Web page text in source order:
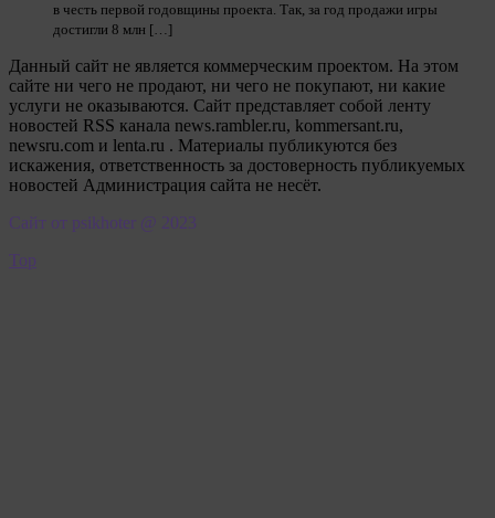
в честь первой годовщины проекта. Так, за год продажи игры
достигли 8 млн […]
Данный сайт не является коммерческим проектом. На этом
сайте ни чего не продают, ни чего не покупают, ни какие
услуги не оказываются. Сайт представляет собой ленту
новостей RSS канала news.rambler.ru, kommersant.ru,
newsru.com и lenta.ru . Материалы публикуются без
искажения, ответственность за достоверность публикуемых
новостей Администрация сайта не несёт.
Сайт от psikhoter @ 2023
Top